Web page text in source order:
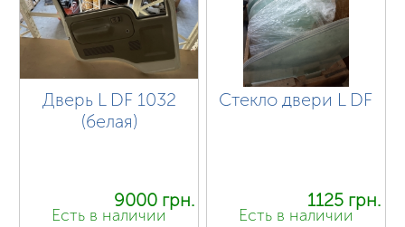
Дверь L DF 1032
(белая)
9000 грн.
Есть в наличии
Стекло двери L DF
1125 грн.
Есть в наличии